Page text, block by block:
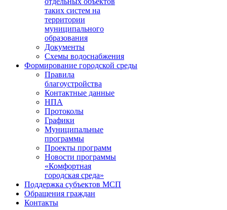
таких систем на
территории
муниципального
образования
Документы
Схемы водоснабжения
Формирование городской среды
Правила
благоустройства
Контактные данные
НПА
Протоколы
Графики
Муниципальные
программы
Проекты программ
Новости программы
«Комфортная
городская среда»
Поддержка субъектов МСП
Обращения граждан
Контакты